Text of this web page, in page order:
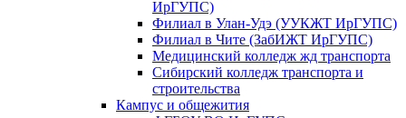
ИрГУПС)
Филиал в Улан-Удэ (УУКЖТ ИрГУПС)
Филиал в Чите (ЗабИЖТ ИрГУПС)
Медицинский колледж жд транспорта
Сибирский колледж транспорта и
строительства
Кампус и общежития